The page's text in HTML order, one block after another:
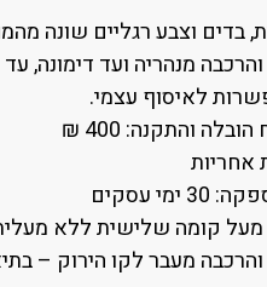
בדים וצבע רגליים שונה
מנהריה ועד דימונה, עד קומה 3
לאיסוף עצמי.
והתקנה: 400 ₪
עסקים
קומה שלישית ללא מעלית, הינה
מעבר לקו הירוק – בתיאום